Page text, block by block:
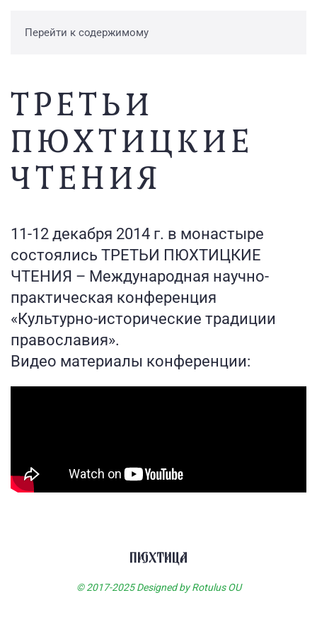
Перейти к содержимому
ТРЕТЬИ
ПЮХТИЦКИЕ
ЧТЕНИЯ
11-12 декабря 2014 г. в монастыре
состоялись ТРЕТЬИ ПЮХТИЦКИЕ
ЧТЕНИЯ – Международная научно-
практическая конференция
«Культурно-исторические традиции
православия».
Видео материалы конференции:
© 2017-2025 Designed by Rotulus OU